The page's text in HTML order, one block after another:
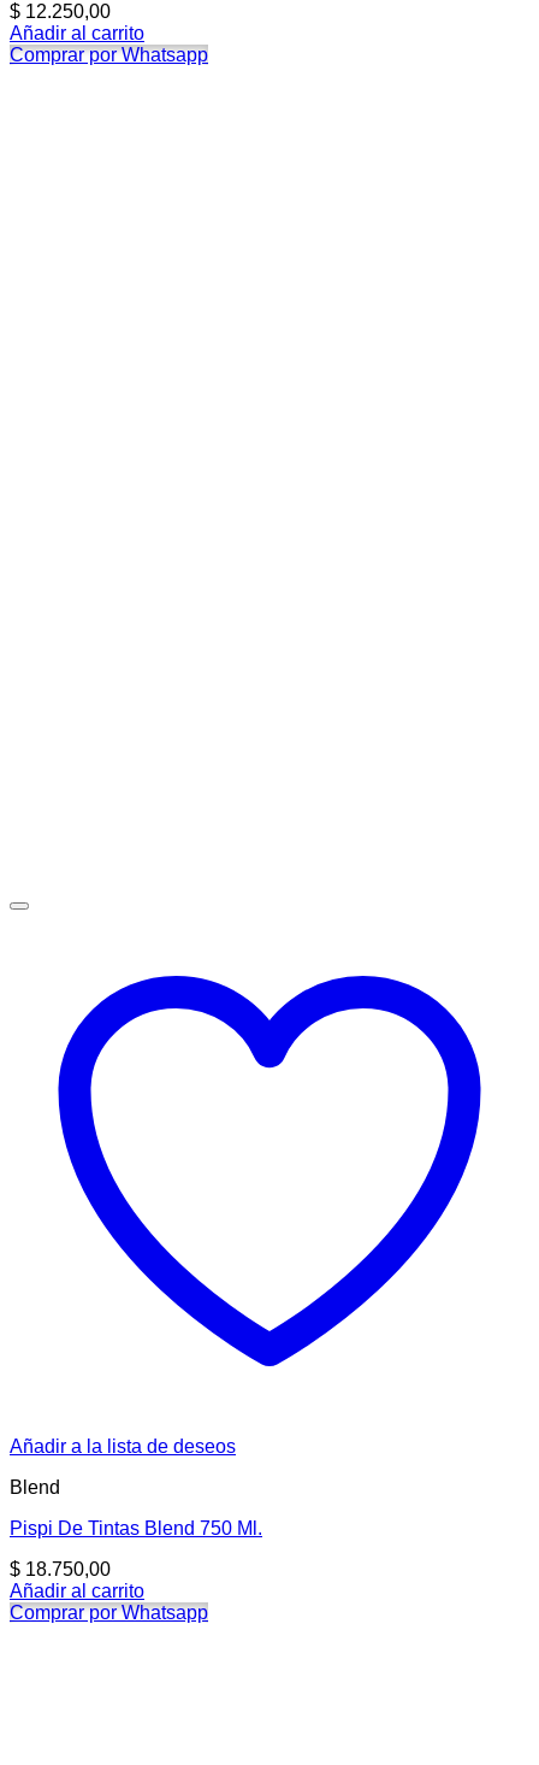
$ 12.250,00
Añadir al carrito
Comprar por Whatsapp
Añadir a la lista de deseos
Blend
Pispi De Tintas Blend 750 Ml.
$ 18.750,00
Añadir al carrito
Comprar por Whatsapp